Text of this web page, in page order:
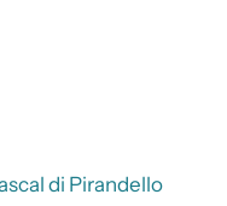
di Pirandello